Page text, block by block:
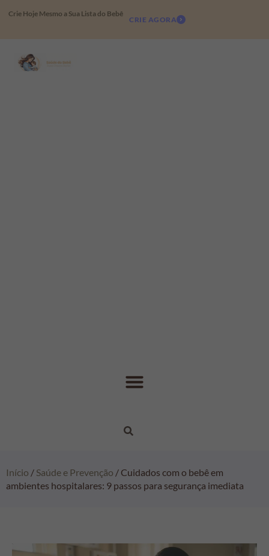
Crie Hoje Mesmo a Sua Lista do Bebê
CRIE AGORA
Início / Saúde e Prevenção / Cuidados com o bebê em
ambientes hospitalares: 9 passos para segurança imediata